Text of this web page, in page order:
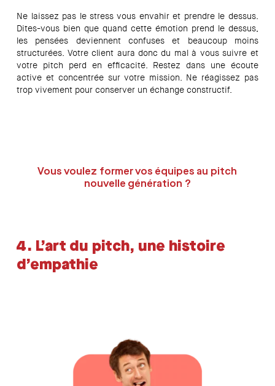
Ne laissez pas le stress vous envahir et prendre le dessus.
Dites-vous bien que quand cette émotion prend le dessus,
les pensées deviennent confuses et beaucoup moins
structurées. Votre client aura donc du mal à vous suivre et
votre pitch perd en efficacité. Restez dans une écoute
active et concentrée sur votre mission. Ne réagissez pas
trop vivement pour conserver un échange constructif.
Vous voulez former vos équipes au pitch
nouvelle génération ?
4. L’art du pitch, une histoire
d’empathie